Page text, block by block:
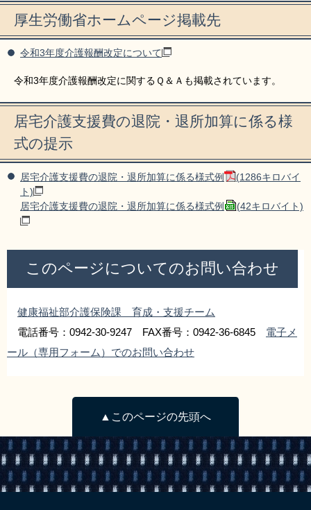
閉じる
厚生労働省ホームページ掲載先
令和3年度介護報酬改定について
令和3年度介護報酬改定に関するＱ＆Ａも掲載されています。
居宅介護支援費の退院・退所加算に係る様
式の提示
居宅介護支援費の退院・退所加算に係る様式例
(1286キロバイ
ト)
居宅介護支援費の退院・退所加算に係る様式例
(42キロバイト)
このページについてのお問い合わせ
健康福祉部介護保険課 育成・支援チーム
電話番号：0942-30-9247 FAX番号：0942-36-6845 電子メ
ール（専用フォーム）でのお問い合わせ
▲このページの先頭へ